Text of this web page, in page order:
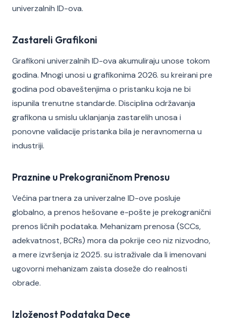
univerzalnih ID-ova.
Zastareli Grafikoni
Grafikoni univerzalnih ID-ova akumuliraju unose tokom
godina. Mnogi unosi u grafikonima 2026. su kreirani pre
godina pod obaveštenjima o pristanku koja ne bi
ispunila trenutne standarde. Disciplina održavanja
grafikona u smislu uklanjanja zastarelih unosa i
ponovne validacije pristanka bila je neravnomerna u
industriji.
Praznine u Prekograničnom Prenosu
Većina partnera za univerzalne ID-ove posluje
globalno, a prenos hešovane e-pošte je prekogranični
prenos ličnih podataka. Mehanizam prenosa (SCCs,
adekvatnost, BCRs) mora da pokrije ceo niz nizvodno,
a mere izvršenja iz 2025. su istraživale da li imenovani
ugovorni mehanizam zaista doseže do realnosti
obrade.
Izloženost Podataka Dece